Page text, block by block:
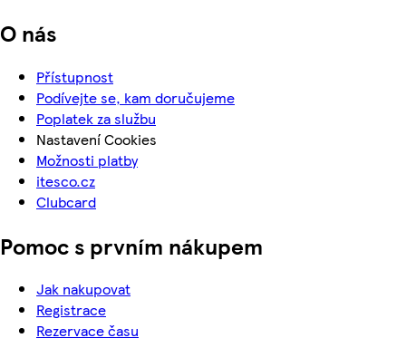
O nás
Přístupnost
Podívejte se, kam doručujeme
Poplatek za službu
Nastavení Cookies
Možnosti platby
itesco.cz
Clubcard
Pomoc s prvním nákupem
Jak nakupovat
Registrace
Rezervace času